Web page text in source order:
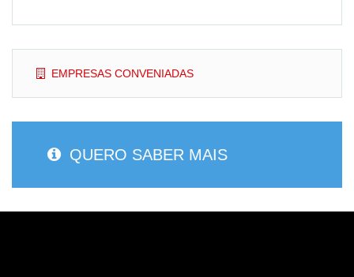
EMPRESAS CONVENIADAS
QUERO SABER MAIS